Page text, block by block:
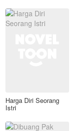
Harga Diri Seorang
Istri